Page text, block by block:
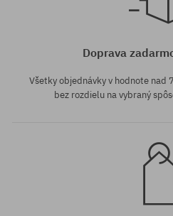
Doprava
Všetky objednávky v hodnote nad
bez rozdielu na vybraný